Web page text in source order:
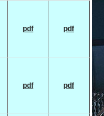
pdf pdf
pdf pdf